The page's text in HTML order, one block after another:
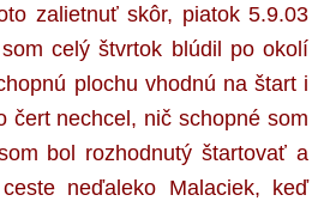
zalietnuť skôr, piatok 5.9.03
celý štvrtok blúdil po okolí
plochu vhodnú na štart i
čert nechcel, nič schopné som
bol rozhodnutý štartovať a
neďaleko Malaciek, keď